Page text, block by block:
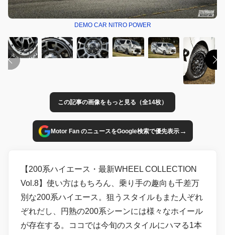
DEMO CAR NITRO POWER
この記事の画像をもっと見る（全14枚）
Motor Fan のニュースをGoogle検索で優先表示→
【200系ハイエース・最新WHEEL COLLECTION
Vol.8】使い方はもちろん、乗り手の趣向も千差万
別な200系ハイエース。狙うスタイルもまた人ぞれ
ぞれだし、円熟の200系シーンには様々なホイール
が存在する。ココでは今旬のスタイルにハマる1本